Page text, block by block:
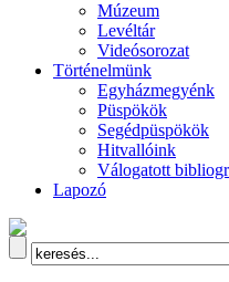
Múzeum
Levéltár
Videósorozat
Történelmünk
Egyházmegyénk
Püspökök
Segédpüspökök
Hitvallóink
Válogatott
Lapozó